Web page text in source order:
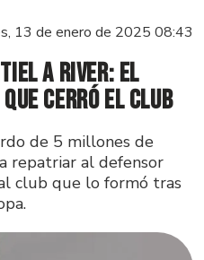
13 de enero de 2025 08:43
a River: El
cerró el club
de 5 millones de
repatriar al defensor
club que lo formó tras